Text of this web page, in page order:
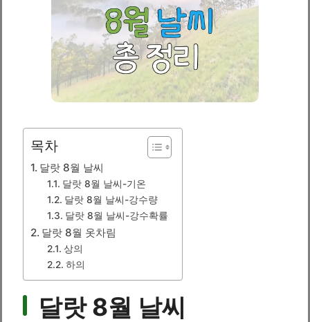
목차
달랏 8월 날씨
달랏 8월 날씨-기온
달랏 8월 날씨-강수량
달랏 8월 날씨-강수확률
달랏 8월 옷차림
상의
하의
달랏 8월 날씨